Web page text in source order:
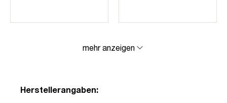
mehr anzeigen
Herstellerangaben: